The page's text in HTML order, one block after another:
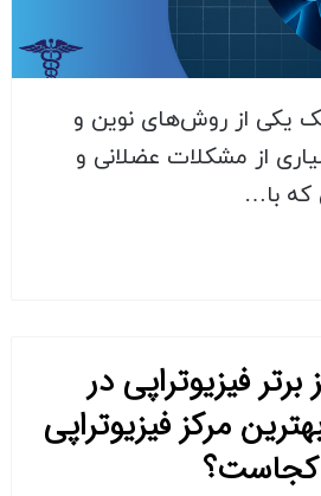
یکی از روش‌های نوین و
از مشکلات عضلانی و
با…
مرکز برتر فیزیوتراپی در
مرکز فیزیوتراپی
کجاست؟